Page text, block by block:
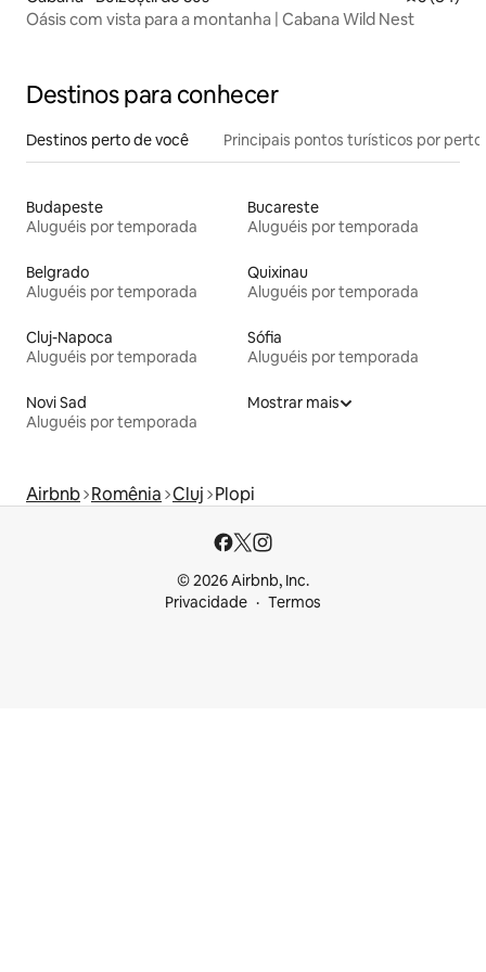
Oásis com vista para a montanha | Cabana Wild Nest
Destinos para conhecer
Destinos perto de você Principais pontos turísticos por perto
Budapeste
Aluguéis por temporada
Bucareste
Aluguéis por temporada
Belgrado
Aluguéis por temporada
Quixinau
Aluguéis por temporada
Cluj-Napoca
Aluguéis por temporada
Sófia
Aluguéis por temporada
Novi Sad
Aluguéis por temporada
Mostrar mais
Airbnb Romênia Cluj Plopi
© 2026 Airbnb, Inc.
Privacidade
Termos